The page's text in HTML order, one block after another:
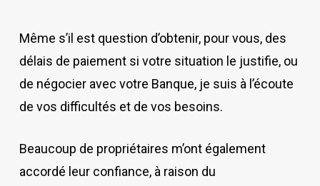
Même s’il est question d’obtenir, pour vous, des
délais de paiement si votre situation le justifie, ou
de négocier avec votre Banque, je suis à l’écoute
de vos difficultés et de vos besoins.
Beaucoup de propriétaires m’ont également
accordé leur confiance, à raison du